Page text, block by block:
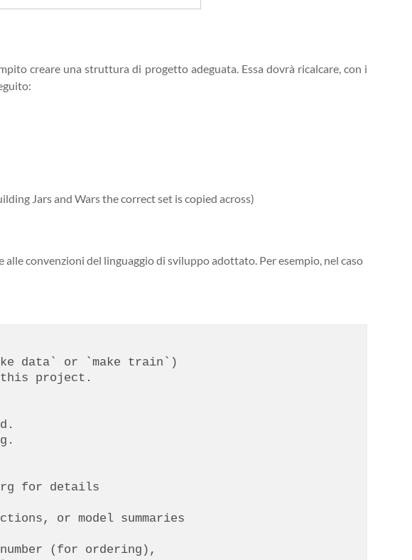
creare una struttura di progetto adeguata. Essa dovrà ricalcare, con i
Jars and Wars the correct set is copied across)
convenzioni del linguaggio di sviluppo adottato. Per esempio, nel caso
data` or `make train`)
this project.
for details
or model summaries
(for ordering),